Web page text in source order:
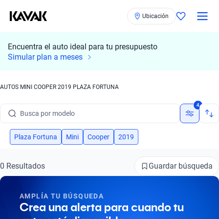
Ubicación
Encuentra el auto ideal para tu presupuesto
Simular plan a meses
AUTOS MINI COOPER 2019 PLAZA FORTUNA
Busca por modelo
Busca por versión
Busca por marca
Busca por modelo
4
Plaza Fortuna Mini Cooper 2019
0 Resultados Guardar búsqueda
AMPLÍA TU BÚSQUEDA
Crea una alerta para cuando tu